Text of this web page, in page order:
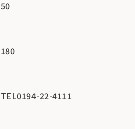
50
180
TEL0194-22-4111